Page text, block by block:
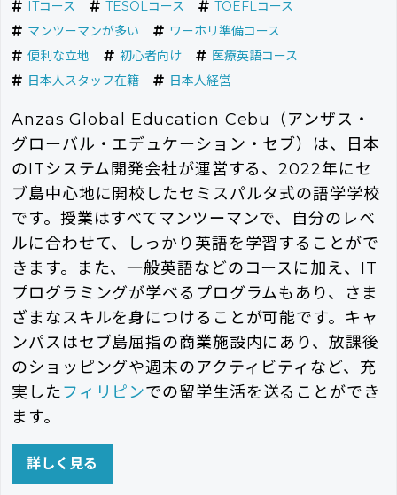
ITコース TESOLコース
TOEFLコース
マンツーマンが多い
ワーホリ準備コース
便利な立地
初心者向け
医療英語コース
日本人スタッフ在籍
日本人経営
Anzas Global Education Cebu（アンザス・
グローバル・エデュケーション・セブ）は、日本
のITシステム開発会社が運営する、2022年にセ
ブ島中心地に開校したセミスパルタ式の語学学校
です。授業はすべてマンツーマンで、自分のレベ
ルに合わせて、しっかり英語を学習することがで
きます。また、一般英語などのコースに加え、IT
プログラミングが学べるプログラムもあり、さま
ざまなスキルを身につけることが可能です。キャ
ンパスはセブ島屈指の商業施設内にあり、放課後
のショッピングや週末のアクティビティなど、充
実したフィリピンでの留学生活を送ることができ
ます。
詳しく見る